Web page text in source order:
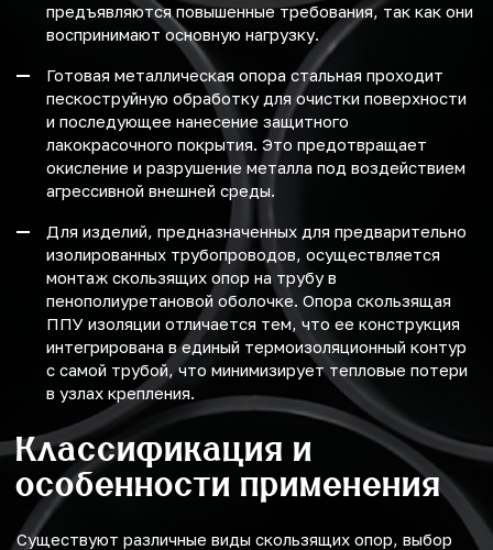
предъявляются повышенные требования, так как они
воспринимают основную нагрузку.
Готовая металлическая опора стальная проходит
пескоструйную обработку для очистки поверхности
и последующее нанесение защитного
лакокрасочного покрытия. Это предотвращает
окисление и разрушение металла под воздействием
агрессивной внешней среды.
Для изделий, предназначенных для предварительно
изолированных трубопроводов, осуществляется
монтаж скользящих опор на трубу в
пенополиуретановой оболочке. Опора скользящая
ППУ изоляции отличается тем, что ее конструкция
интегрирована в единый термоизоляционный контур
с самой трубой, что минимизирует тепловые потери
в узлах крепления.
Классификация и
особенности применения
Существуют различные виды скользящих опор, выбор